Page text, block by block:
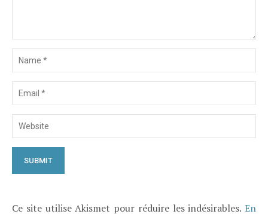
Ce site utilise Akismet pour réduire les indésirables. En